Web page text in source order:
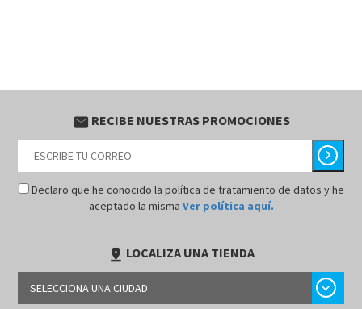
email RECIBE NUESTRAS PROMOCIONES
chevron_right
Declaro que he conocido la política de tratamiento de datos y he
aceptado la misma Ver política aquí.
pin_drop LOCALIZA UNA TIENDA
SELECCIONA UNA CIUDAD chevron_right